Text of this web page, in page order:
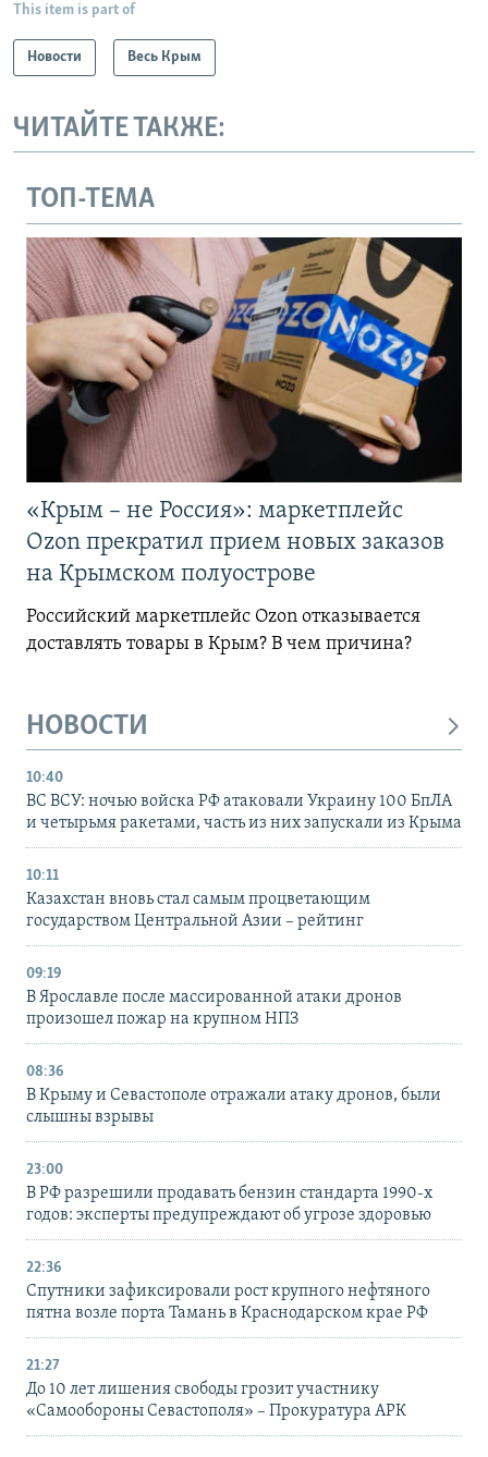
This item is part of
Новости Весь Крым
ЧИТАЙТЕ ТАКЖЕ:
ТОП-ТЕМА
«Крым – не Россия»: маркетплейс
Ozon прекратил прием новых заказов
на Крымском полуострове
Российский маркетплейс Ozon отказывается
доставлять товары в Крым? В чем причина?
НОВОСТИ
10:40
ВС ВСУ: ночью войска РФ атаковали Украину 100 БпЛА
и четырьмя ракетами, часть из них запускали из Крыма
10:11
Казахстан вновь стал самым процветающим
государством Центральной Азии – рейтинг
09:19
В Ярославле после массированной атаки дронов
произошел пожар на крупном НПЗ
08:36
В Крыму и Севастополе отражали атаку дронов, были
слышны взрывы
23:00
В РФ разрешили продавать бензин стандарта 1990-х
годов: эксперты предупреждают об угрозе здоровью
22:36
Спутники зафиксировали рост крупного нефтяного
пятна возле порта Тамань в Краснодарском крае РФ
21:27
До 10 лет лишения свободы грозит участнику
«Самообороны Севастополя» – Прокуратура АРК